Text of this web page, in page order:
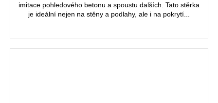
imitace pohledového betonu a spoustu dalších. Tato stěrka
je ideální nejen na stěny a podlahy, ale i na pokrytí...